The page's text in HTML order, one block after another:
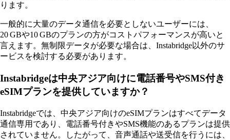
ります。
一般的に大量のデータ通信を必要としないユーザーには、
20 GBや10 GBのプランの方がコストパフォーマンスが高いと
言えます。無制限データが必要な場合は、Instabridge以外のサ
ービスを検討する必要があります。
Instabridgeは中央アジア向けに電話番号やSMS付き
eSIMプランを提供していますか？
Instabridgeでは、中央アジア向けのeSIMプランはすべてデータ
通信専用であり、電話番号付きやSMS機能のあるプランは提供
されていません。したがって、音声通話や送受信を行うには、